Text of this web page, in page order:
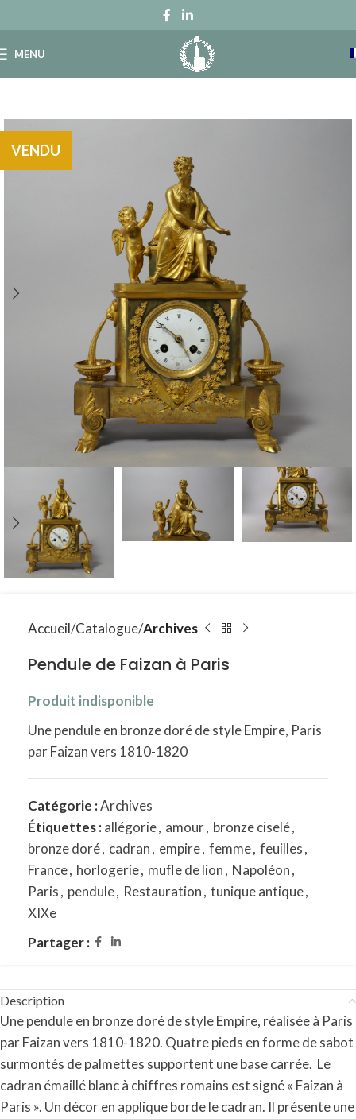
MENU
VENDU
Accueil Catalogue Archives
Pendule de Faizan à Paris
Produit indisponible
Une pendule en bronze doré de style Empire, Paris
par Faizan vers 1810-1820
Catégorie :Archives
Étiquettes :allégorie, amour, bronze ciselé,
bronze doré, cadran, empire, femme, feuilles,
France, horlogerie, mufle de lion, Napoléon,
Paris, pendule, Restauration, tunique antique,
XIXe
Partager :
Description
Une pendule en bronze doré de style Empire, réalisée à Paris
par Faizan vers 1810-1820. Quatre pieds en forme de sabot
surmontés de palmettes supportent une base carrée. Le
cadran émaillé blanc à chiffres romains est signé « Faizan à
Paris ». Un décor en applique borde le cadran. Il présente une